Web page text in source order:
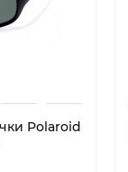
Polaroid